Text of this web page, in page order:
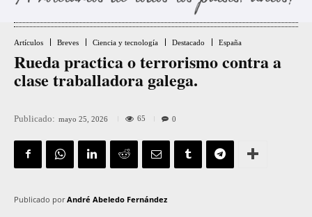
Artículos Breves Ciencia y tecnología Destacado España
Rueda practica o terrorismo contra a
clase traballadora galega.
Publicado: mayo 25, 2026 65 0
Publicado por André Abeledo Fernández